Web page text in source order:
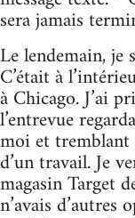
sera jamais
Le lendemain, je
C’était à
à Chicago. J’ai
l’entrevue
moi et tremblant
d’un travail. Je
magasin Target
n’avais d’autres